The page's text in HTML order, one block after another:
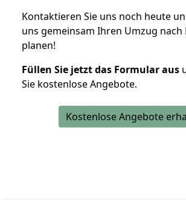
Kontaktieren Sie uns noch heute
uns gemeinsam Ihren Umzug
planen!
Füllen Sie jetzt das Formular aus
Sie kostenlose Angebote.
Kostenlose Angebote